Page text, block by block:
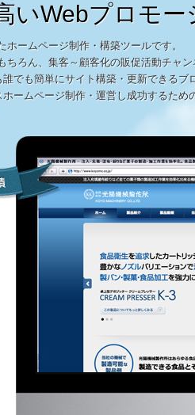
いWebプロモ
ームページ制作・構築ツールです。
ちろん、集客～顧客化の販促活動チャ
でも簡単にサイト構築・更新できるブ
ームページ制作・運営し成功するた